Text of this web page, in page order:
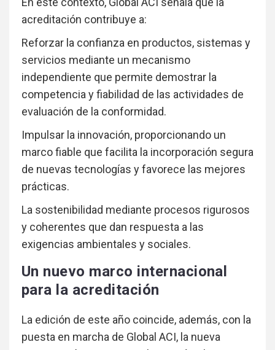
acreditación contribuye a:
Reforzar la confianza en productos, sistemas y
servicios mediante un mecanismo
independiente que permite demostrar la
competencia y fiabilidad de las actividades de
evaluación de la conformidad.
Impulsar la innovación, proporcionando un
marco fiable que facilita la incorporación segura
de nuevas tecnologías y favorece las mejores
prácticas.
La sostenibilidad mediante procesos rigurosos
y coherentes que dan respuesta a las
exigencias ambientales y sociales.
Un nuevo marco internacional
para la acreditación
La edición de este año coincide, además, con la
puesta en marcha de Global ACI, la nueva